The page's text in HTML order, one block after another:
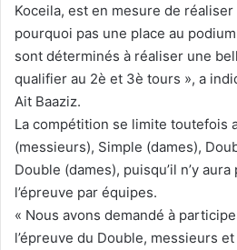
Koceila, est en mesure de
pourquoi pas une place au
sont déterminés à réaliser une
qualifier au 2è et 3è tours », a
Ait Baaziz.
La compétition se limite toutefois
(messieurs), Simple (dames),
Double (dames), puisqu’il n’y
l’épreuve par équipes.
« Nous avons demandé à
l’épreuve du Double, messieurs